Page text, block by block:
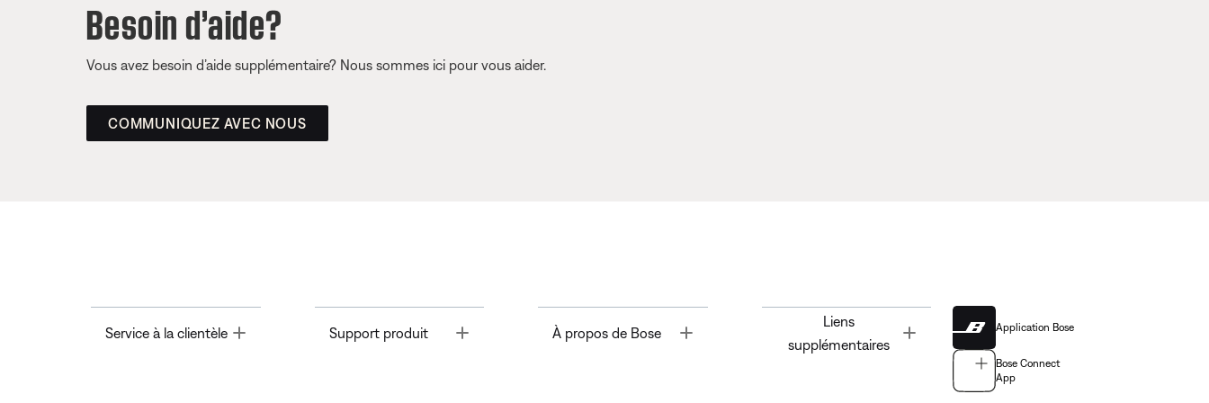
Besoin d’aide?
Vous avez besoin d’aide supplémentaire? Nous sommes ici pour vous aider.
COMMUNIQUEZ AVEC NOUS
Service à la clientèle Toggle Support produit À propos de Bose Toggle
Liens
supplémentaires
Application Bose
Bose Connect
App